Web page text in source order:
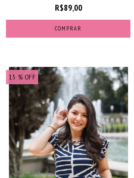
R$89,00
COMPRAR
15 % OFF